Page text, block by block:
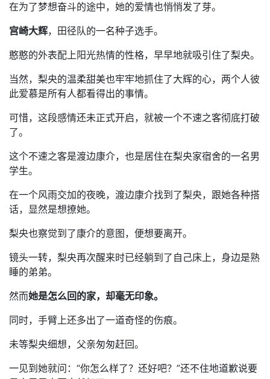
在为了梦想奋斗的途中，她的爱情也悄悄发了芽。
宫崎大辉，田径队的一名种子选手。
憨憨的外表配上阳光热情的性格，早早地就吸引住了梨央。
当然，梨央的温柔甜美也牢牢地抓住了大辉的心，两个人彼
此爱慕是所有人都看得出的事情。
可惜，这段感情还未正式开启，就被一个不速之客彻底打破
了。
这个不速之客是渡边康介，也是居住在梨央家宿舍的一名男
学生。
在一个风雨交加的夜晚，渡边康介找到了梨央，跟她各种搭
话，显然是想撩她。
梨央也察觉到了康介的意图，便想要离开。
镜头一转，梨央再次醒来时已经躺到了自己床上，身边是熟
睡的弟弟。
然而她是怎么回的家，却毫无印象。
同时，手臂上还多出了一道奇怪的伤痕。
未等梨央细想，父亲匆匆赶回。
一见到她就问：“你怎么样了？还好吧？”还不住地道歉说要